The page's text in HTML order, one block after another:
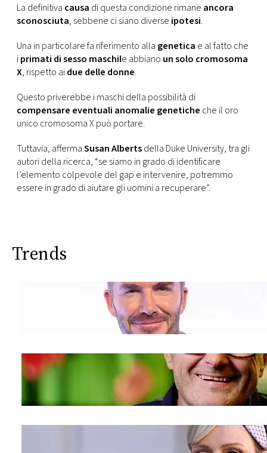
La definitiva causa di questa condizione rimane ancora
sconosciuta, sebbene ci siano diverse ipotesi.
Una in particolare fa riferimento alla genetica e al fatto che
iprimati di sesso maschile abbiano un solo cromosoma
X, rispetto aidue delle donne.
Questo priverebbe i maschi della possibilità di
compensare eventuali anomalie genetiche che il oro
unico cromosoma X può portare.
Tuttavia, affermaSusan Albertsdella Duke University, tra gli
autori della ricerca, “se siamo in grado di identificare
l’elemento colpevole del gap e intervenire, potremmo
essere in grado di aiutare gli uomini a recuperare”.
Trends